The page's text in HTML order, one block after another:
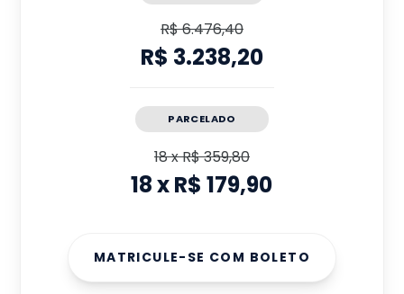
R$ 6.476,40
R$ 3.238,20
PARCELADO
18xR$ 359,80
18xR$ 179,90
MATRICULE-SE COM BOLETO